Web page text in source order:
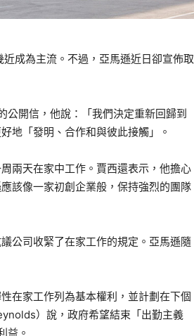
成為主流。不過，亞馬遜近日卻宣佈取
公開信，他說：「我們決定重新回歸到
地「發明、合作和與彼此接觸」。
兩天在家中工作。賈西還表示，他擔心
該像一家初創企業般，保持強烈的團隊
公司收緊了在家工作的規定。亞馬遜隨
在家工作列為基本權利，並計劃在下個
）說，政府希望結束「出勤主義
益。